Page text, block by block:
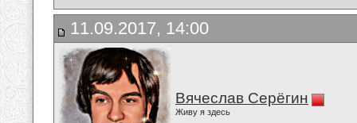
11.09.2017, 14:00
Вячеслав Серёгин
Живу я здесь